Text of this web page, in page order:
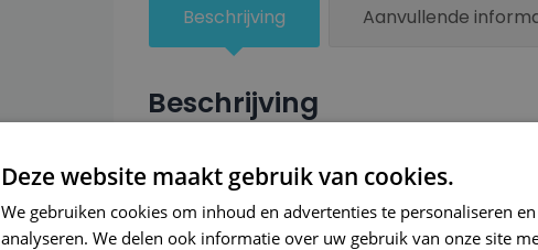
Beschrijving Aanvullende
Beschrijving
Een groter beschadigd oppervlak van je auto
combinatie met blanke lak van Small Repair
oppervlak te spuiten zodat de kleurlak beter hecht.
Deze website maakt gebruik van cookies.
We gebruiken cookies om inhoud en advertenties te personaliseren
analyseren. We delen ook informatie over uw gebruik van onze site